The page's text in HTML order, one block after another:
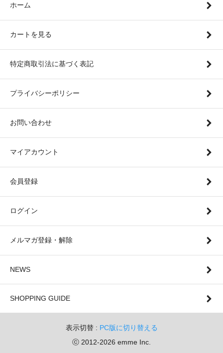
ホーム
カートを見る
特定商取引法に基づく表記
プライバシーポリシー
お問い合わせ
マイアカウント
会員登録
ログイン
メルマガ登録・解除
NEWS
SHOPPING GUIDE
表示切替 : PC版に切り替える
ⓒ 2012-2026 emme Inc.